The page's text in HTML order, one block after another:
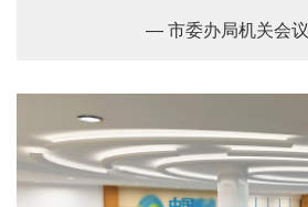
— 市委办局机关会